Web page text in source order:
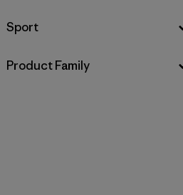
Filtrar por
Sport
Filtrar por
Product Family